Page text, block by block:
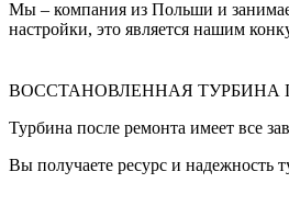
Мы – компания из Польши и
настройки, это является нашим
ВОССТАНОВЛЕННАЯ ТУРБИНА
Турбина после ремонта имеет все
Вы получаете ресурс и надежность